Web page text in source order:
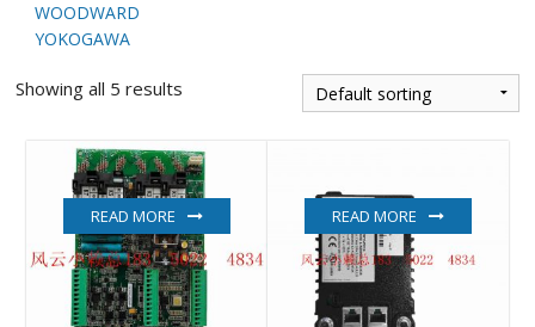
WOODWARD
YOKOGAWA
Showing all 5 results
READ MORE READ MORE